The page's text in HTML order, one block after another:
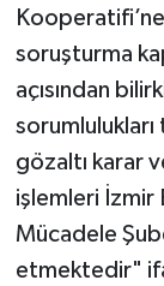
soruşturma
açısından
sorumlulukları
gözaltı karar
işlemleri İzmir
Mücadele
etmektedir"